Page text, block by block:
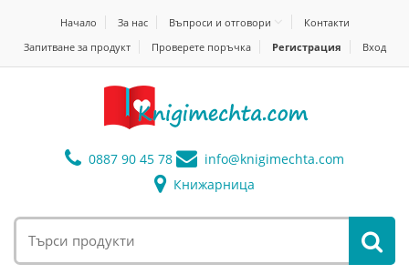
Начало За нас Въпроси и отговори
Контакти
Запитване за продукт
Проверете поръчка Регистрация Вход
0887 90 45 78 info@knigimechta.com
Книжарница